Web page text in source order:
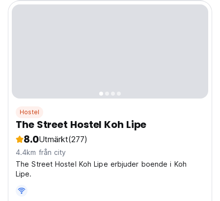
Hostel
The Street Hostel Koh Lipe
8.0Utmärkt(277)
4.4km från city
The Street Hostel Koh Lipe erbjuder boende i Koh
Lipe.